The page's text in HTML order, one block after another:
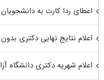
اعطای ردا کارت به دانشجویان
اعلام نتایج نهایی دکتری بدون
اعلام شهریه دکتری دانشگاه آزاد